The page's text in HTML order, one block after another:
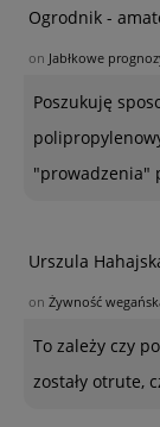
Ogrodnik -
on Jabłkowe
Poszukuję
"prowadzenia"
Urszula
on Żywność
To zależy czy
zostały otrute,